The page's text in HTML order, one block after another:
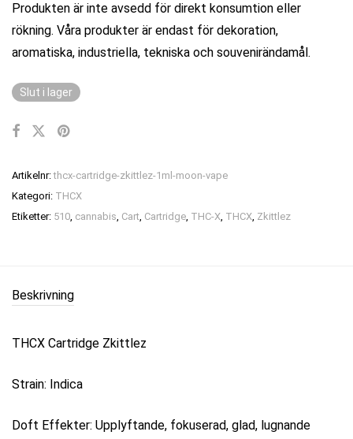
Produkten är inte avsedd för direkt konsumtion eller
rökning. Våra produkter är endast för dekoration,
aromatiska, industriella, tekniska och souvenirändamål.
Slut i lager
Artikelnr:thcx-cartridge-zkittlez-1ml-moon-vape
Kategori: THCX
Etiketter: 510, cannabis, Cart, Cartridge, THC-X, THCX, Zkittlez
Beskrivning
THCX Cartridge Zkittlez
Strain: Indica
Doft Effekter: Upplyftande, fokuserad, glad, lugnande